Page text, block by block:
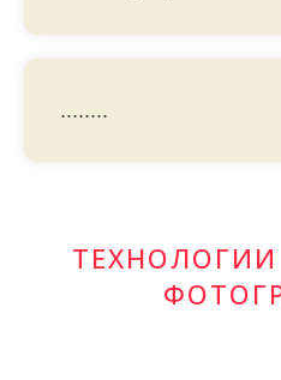
........